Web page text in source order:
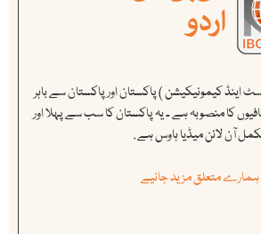
اینڈ کیمونیکیشن ) پاکستان اور پاکستان سے باہر
کا منصوبہ ہے ۔ یہ پاکستان کا سب سے پہلا اور
آن لائن میڈیا ہاوس ہے .
ہمارے متعلق مزید جانیے